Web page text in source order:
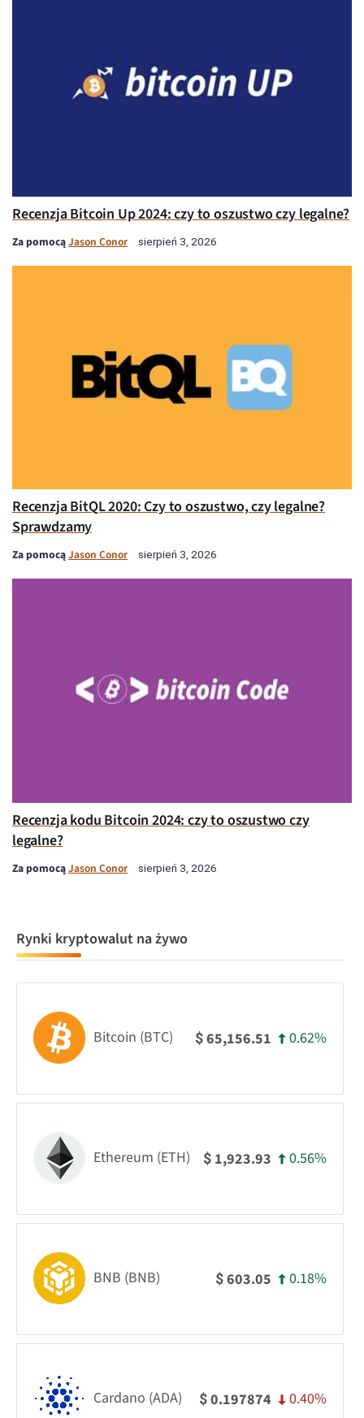
Recenzja Bitcoin Up 2024: czy to oszustwo czy legalne?
Za pomocąJason Conor sierpień 3, 2026
Recenzja BitQL 2020: Czy to oszustwo, czy legalne?
Sprawdzamy
Za pomocąJason Conor sierpień 3, 2026
Recenzja kodu Bitcoin 2024: czy to oszustwo czy
legalne?
Za pomocąJason Conor sierpień 3, 2026
Rynki kryptowalut na żywo
Bitcoin (BTC) $65,156.51 0.62%
Ethereum (ETH) $ 1,923.93 0.56%
BNB (BNB) $603.05 0.18%
Cardano (ADA) $0.197874 0.40%